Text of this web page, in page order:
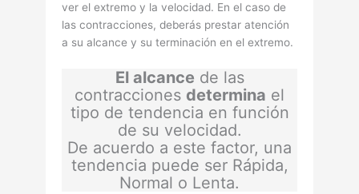
ver el extremo y la velocidad. En el caso de
las contracciones, deberás prestar atención
a su alcance y su terminación en el extremo.
El alcance de las
contracciones determina el
tipo de tendencia en función
de su velocidad.
De acuerdo a este factor, una
tendencia puede ser Rápida,
Normal o Lenta.